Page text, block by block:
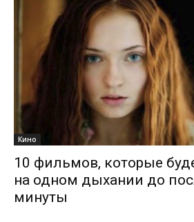
Кино
10 фильмов, которые
на одном дыхании до
минуты